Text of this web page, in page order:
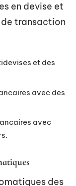
en devise et
transaction
et des
avec des
avec
des